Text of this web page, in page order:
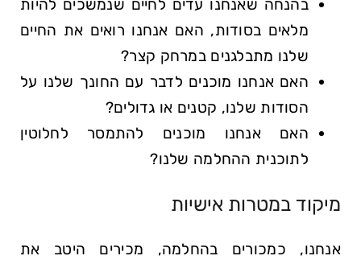
בהנחה שאנחנו עדים לחיים שנמשכים להיות
מלאים בסודות, האם אנחנו רואים את החיים
שלנו מתבלגנים במרחק קצר?
האם אנחנו מוכנים לדבר עם החונך שלנו על
הסודות שלנו, קטנים או גדולים?
האם אנחנו מוכנים להתמסר לחלוטין
לתוכנית ההחלמה שלנו?
מיקוד במטרות אישיות
אנחנו, כמכורים בהחלמה, מכירים היטב את